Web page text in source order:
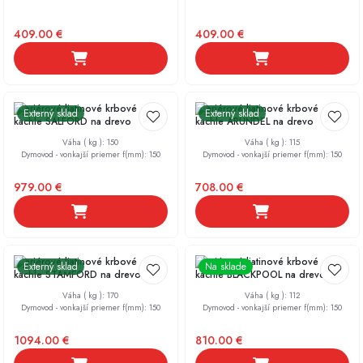
409.00 € 409.00€
Externý sklad
Interiérové liatinové krbové
kachle SALFORD na drevo
Váha ( kg ):150
Dymovod - vonkajší priemer f(mm): 150
979.00 €
Externý sklad
Interiérové liatinové krbové
kachle ARUNDEL na drevo
Váha ( kg ): 115
Dymovod - vonkajší priemer f(mm): 150
708.00€
Externý sklad
Interiérové liatinové krbové
kachle STAMFORD na drevo
Váha ( kg ):170
Dymovod - vonkajší priemer f(mm): 150
1094.00 €
Na sklade
Interiérové liatinové krbové
kachle BLACKPOOL na drevo
Váha ( kg ): 112
Dymovod - vonkajší priemer f(mm): 150
810.00€